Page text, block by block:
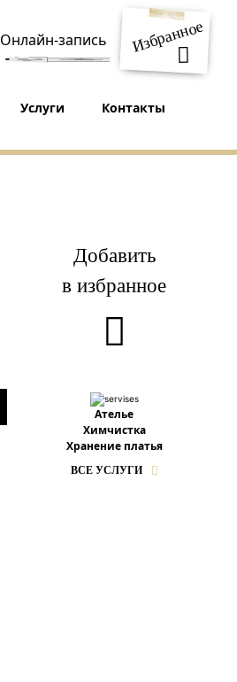
Избранное
Онлайн-запись
Услуги Контакты
Добавить
в избранное
Ателье
Химчистка
Хранение платья
ВСЕ УСЛУГИ